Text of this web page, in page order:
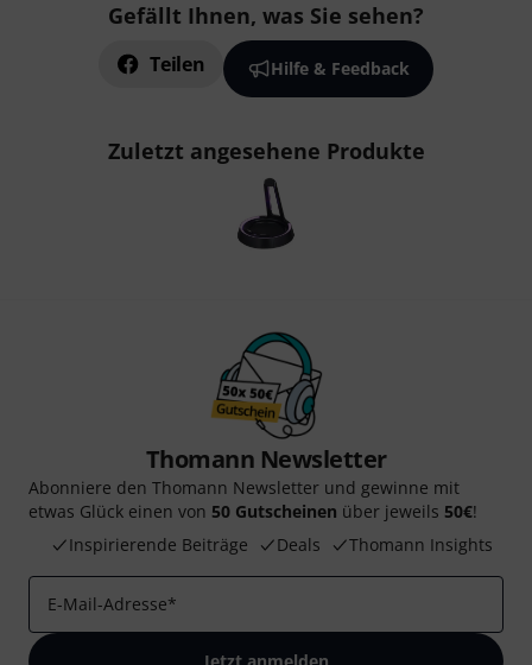
Gefällt Ihnen, was Sie sehen?
Teilen Hilfe & Feedback
Zuletzt angesehene Produkte
Thomann Newsletter
Abonniere den Thomann Newsletter und gewinne mit
etwas Glück einen von 50 Gutscheinen über jeweils 50€!
Inspirierende Beiträge
Deals Thomann Insights
E-Mail-Adresse*